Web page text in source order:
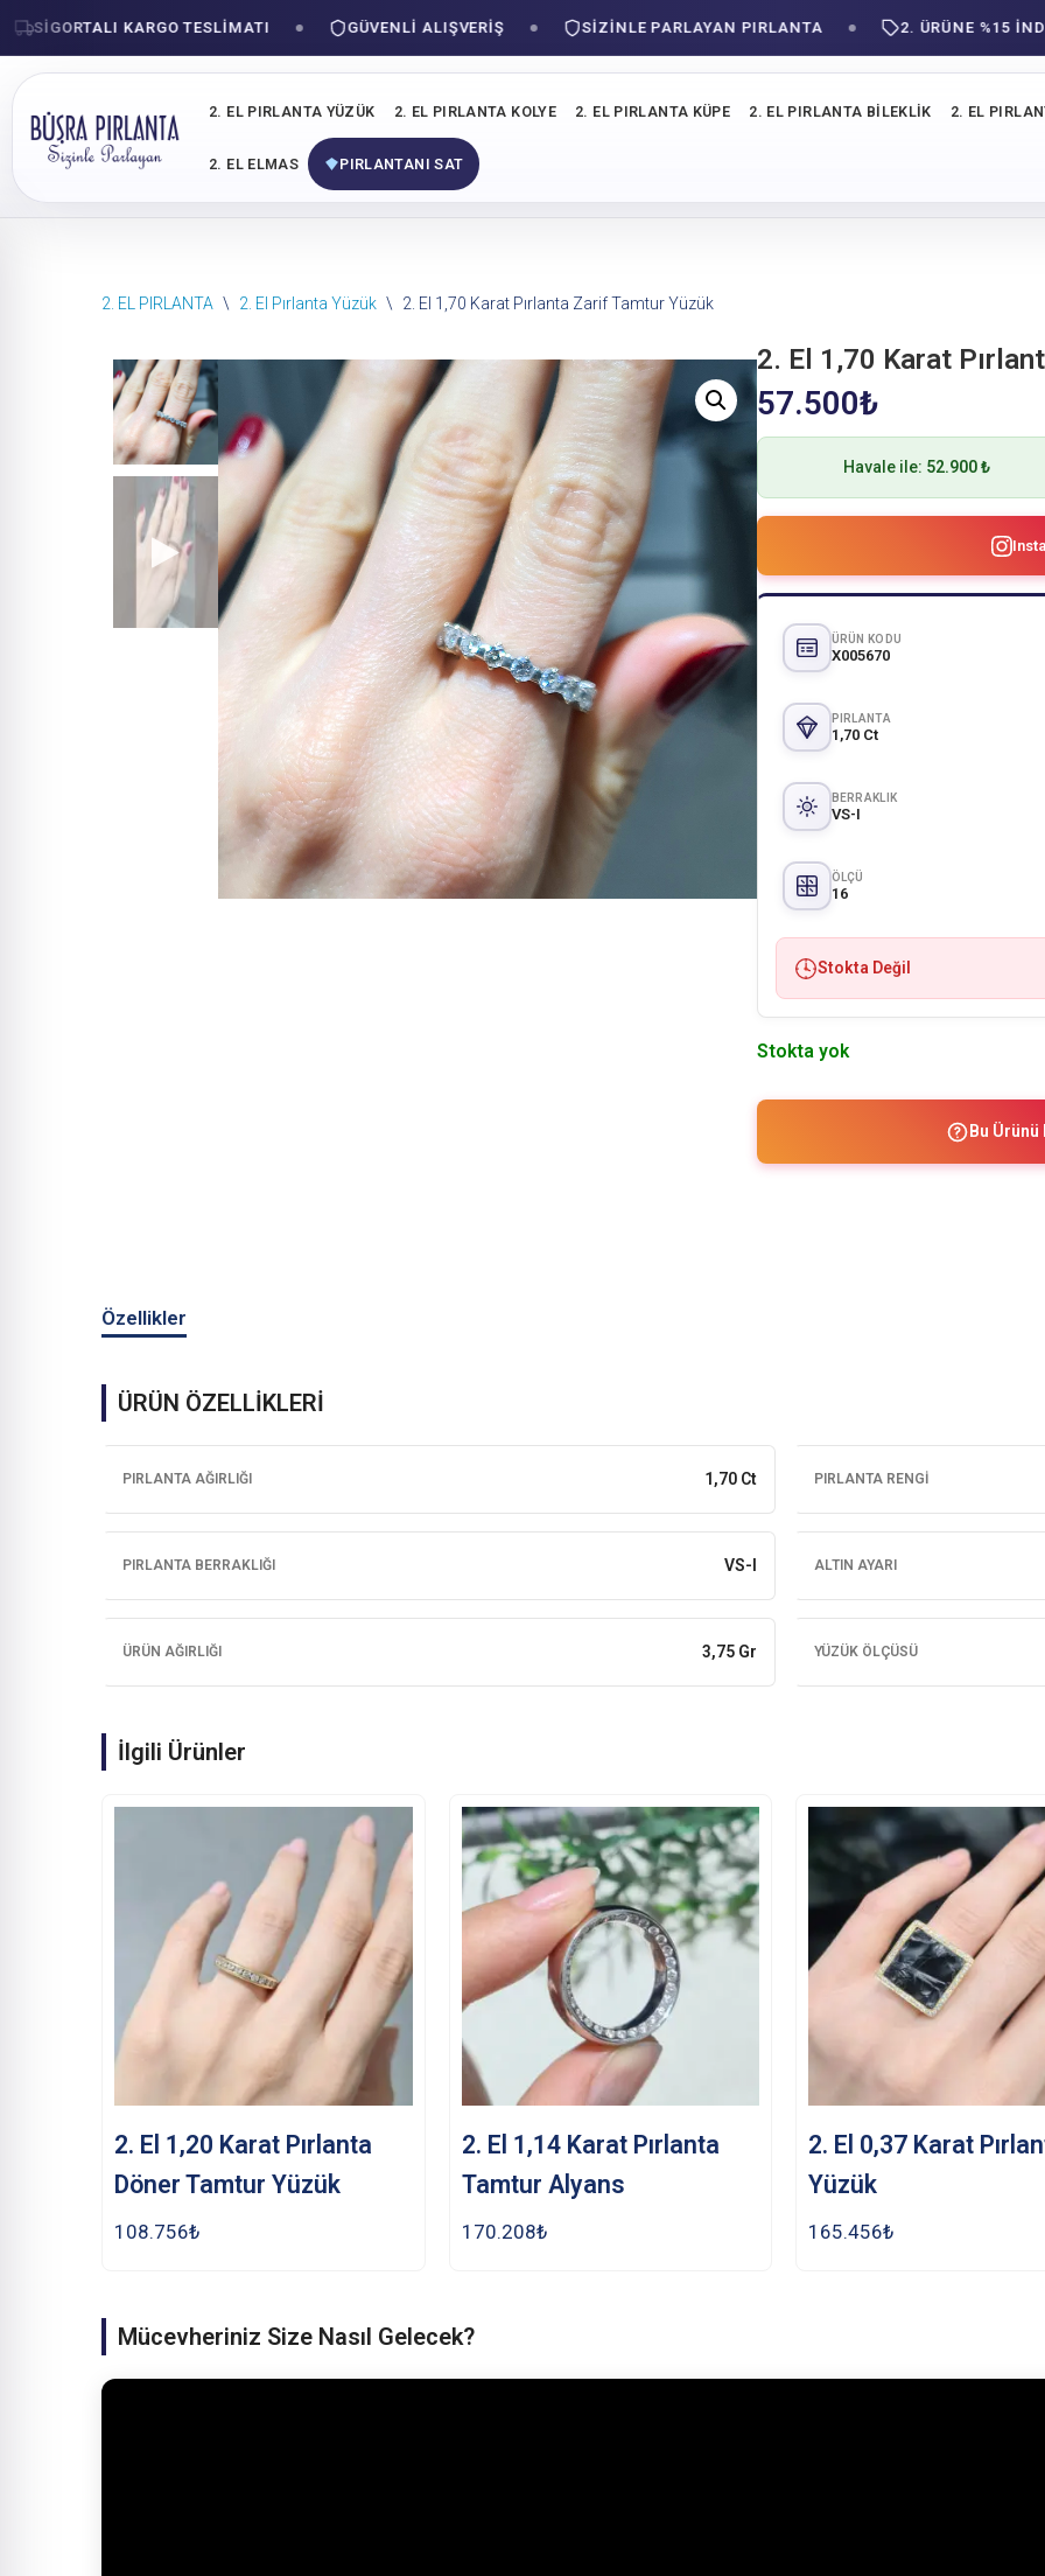
KARGO TESLIMATI GÜVENLI ALIŞVERIŞ SIZINLE PARLAYAN PIRLANTA 2. ÜRÜNE %15 İNDİRİM!
2. EL PIRLANTA YÜZÜK 2. EL PIRLANTA KOLYE 2. EL PIRLANTA KÜPE 2. EL PIRLANTA BILEKLIK 2. EL
2. EL ELMAS PIRLANTANI SAT
2. EL PIRLANTA \ 2. El Pırlanta Yüzük \ 2. El 1,70 Karat Pırlanta Zarif Tamtur Yüzük
2. El 1,70 Karat
57.500₺
Havale ile: 52.900 ₺
ÜRÜN KODU
X005670
PIRLANTA
1,70 Ct
BERRAKLIK
VS-I
ÖLÇÜ
16
Stokta Değil
Stokta yok
Bu
Özellikler
ÜRÜN ÖZELLİKLERİ
PIRLANTA AĞIRLIĞI 1,70 Ct PIRLANTA RENGI
PIRLANTA BERRAKLIĞI VS-I ALTIN AYARI
ÜRÜN AĞIRLIĞI 3,75 Gr YÜZÜK ÖLÇÜSÜ
İlgili Ürünler
2. El 1,20 Karat Pırlanta
Döner Tamtur Yüzük
108.756₺
2. El 1,14 Karat Pırlanta
Tamtur Alyans
170.208₺
2. El 0,37 Karat
Yüzük
165.456₺
Mücevheriniz Size Nasıl Gelecek?